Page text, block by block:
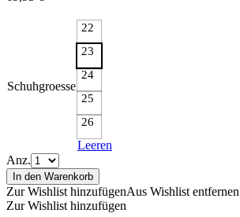
Schuhgroesse
22
23
24
25
26
Leeren
Anz.
In den Warenkorb
Zur Wishlist hinzufügenAus Wishlist entfernen
Zur Wishlist hinzufügen